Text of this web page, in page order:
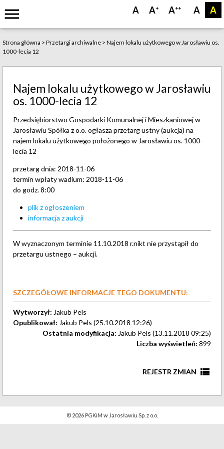
menu A
A
A++
A+
A
Strona główna > Przetargi archiwalne > Najem lokalu użytkowego w Jarosławiu os.
1000-lecia 12
Najem lokalu użytkowego w Jarosławiu
os. 1000-lecia 12
Przedsiębiorstwo Gospodarki Komunalnej i Mieszkaniowej w
Jarosławiu Spółka z o.o. ogłasza przetarg ustny (aukcja) na
najem lokalu użytkowego położonego w Jarosławiu os. 1000-
lecia 12
przetarg dnia: 2018-11-06
termin wpłaty wadium: 2018-11-06
do godz. 8:00
plik z ogłoszeniem
informacja z aukcji
W wyznaczonym terminie 11.10.2018 r.nikt nie przystąpił do
przetargu ustnego – aukcji.
SZCZEGÓŁOWE INFORMACJE TEGO DOKUMENTU:
Wytworzył: Jakub Pels
Opublikował: Jakub Pels (25.10.2018 12:26)
Ostatnia modyfikacja: Jakub Pels (13.11.2018 09:25)
Liczba wyświetleń: 899
REJESTR ZMIAN view_list
Aktualizacja treści.
13 listopada 2018© 2026 PGKiM w Jarosławiu Sp. z o.o.